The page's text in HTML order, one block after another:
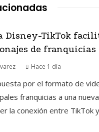
Disney-TikTok
de
Hace 1 día
por el formato de
franquicias a una
la conexión entre TikTok